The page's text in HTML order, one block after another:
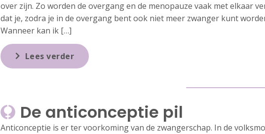
over zijn. Zo worden de overgang en de menopauze vaak met elkaar
dat je, zodra je in de overgang bent ook niet meer zwanger kunt
Wanneer kan ik […]
Lees verder
De anticonceptie pil
Anticonceptie is er ter voorkoming van de zwangerschap. In de